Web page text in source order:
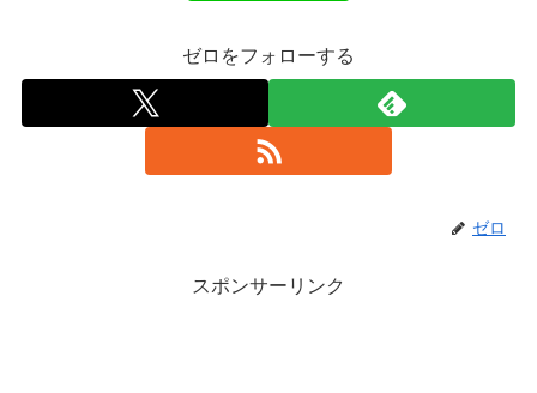
ゼロをフォローする
ゼロ
スポンサーリンク